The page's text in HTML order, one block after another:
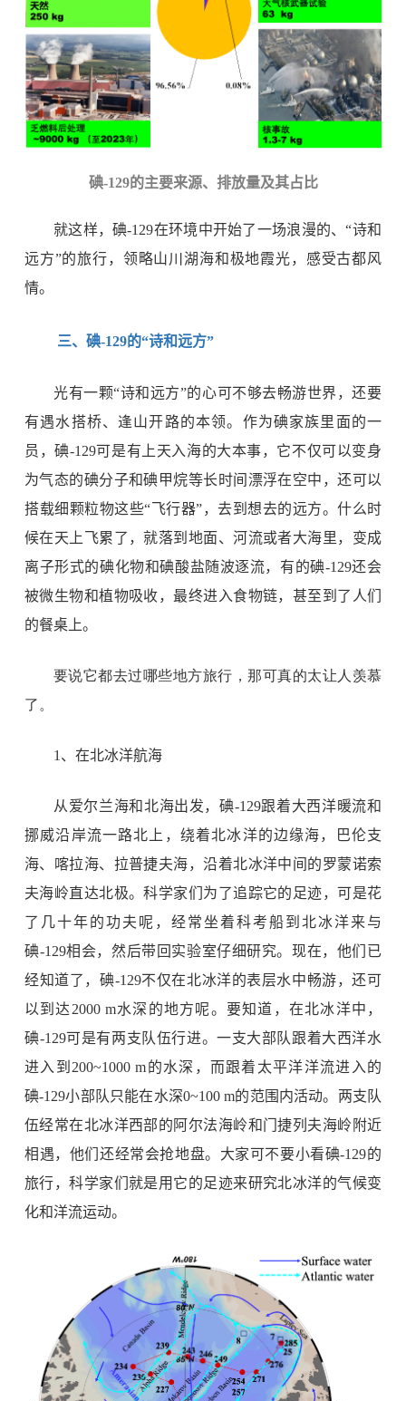
碘-129的主要来源、排放量及其占比
就这样，碘-129在环境中开始了一场浪漫的、“诗和
远方”的旅行，领略山川湖海和极地霞光，感受古都风
情。
三、碘-129的“诗和远方”
光有一颗“诗和远方”的心可不够去畅游世界，还要
有遇水搭桥、逢山开路的本领。作为碘家族里面的一
员，碘-129可是有上天入海的大本事，它不仅可以变身
为气态的碘分子和碘甲烷等长时间漂浮在空中，还可以
搭载细颗粒物这些“飞行器”，去到想去的远方。什么时
候在天上飞累了，就落到地面、河流或者大海里，变成
离子形式的碘化物和碘酸盐随波逐流，有的碘-129还会
被微生物和植物吸收，最终进入食物链，甚至到了人们
的餐桌上。
要说它都去过哪些地方旅行，那可真的太让人羡慕
了。
1 、在北冰洋航海
从爱尔兰海和北海出发，碘-129跟着大西洋暖流和
挪威沿岸流一路北上，绕着北冰洋的边缘海，巴伦支
海、喀拉海、拉普捷夫海，沿着北冰洋中间的罗蒙诺索
夫海岭直达北极。科学家们为了追踪它的足迹，可是花
了几十年的功夫呢，经常坐着科考船到北冰洋来与
碘-129相会，然后带回实验室仔细研究。现在，他们已
经知道了，碘-129不仅在北冰洋的表层水中畅游，还可
以到达 2000 m水深的地方呢。要知道，在北冰洋中，
碘-129可是有两支队伍行进。一支大部队跟着大西洋水
进入到 200~1000 m的水深，而跟着太平洋洋流进入的
碘-129小部队只能在水深0~100 m的范围内活动。两支队
伍经常在北冰洋西部的阿尔法海岭和门捷列夫海岭附近
相遇，他们还经常会抢地盘。大家可不要小看碘-129的
旅行，科学家们就是用它的足迹来研究北冰洋的气候变
化和洋流运动。